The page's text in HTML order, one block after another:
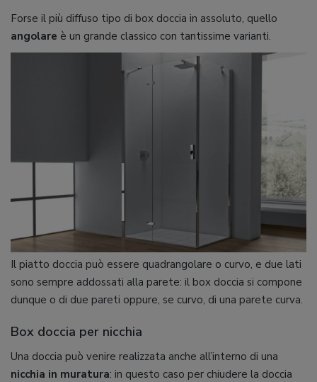
Forse il più diffuso tipo di box doccia in assoluto, quello
angolare è un grande classico con tantissime varianti.
Il piatto doccia può essere quadrangolare o curvo, e due lati
sono sempre addossati alla parete: il box doccia si compone
dunque o di due pareti oppure, se curvo, di una parete curva.
Box doccia per nicchia
Una doccia può venire realizzata anche all’interno di una
nicchia in muratura: in questo caso per chiudere la doccia